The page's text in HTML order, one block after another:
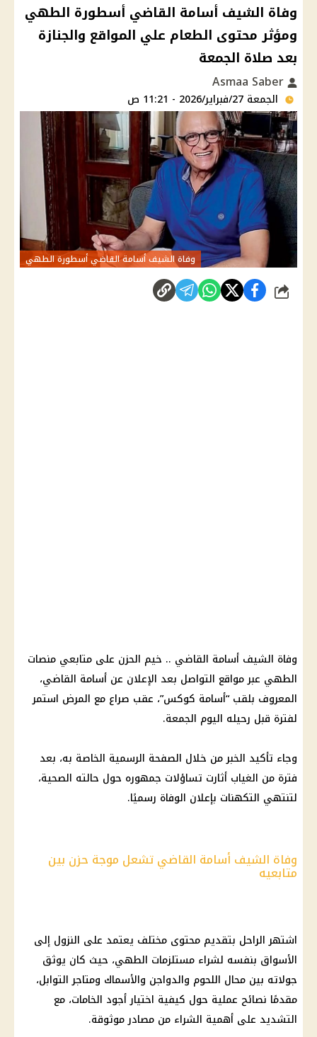
وفاة الشيف أسامة القاضي أسطورة الطهي
ومؤثر محتوى الطعام علي المواقع والجنازة
بعد صلاة الجمعة
الجمعة 27/فبراير/2026 - 11:21 ص
وفاة الشيف أسامة القاضي أسطورة الطهي
شارك
وفاة الشيف أسامة القاضي .. خيم الحزن على متابعي منصات
الطهي عبر مواقع التواصل بعد الإعلان عن أسامة القاضي،
المعروف بلقب “أسامة كوكس”، عقب صراع مع المرض استمر
لفترة قبل رحيله اليوم الجمعة.
وجاء تأكيد الخبر من خلال الصفحة الرسمية الخاصة به، بعد
فترة من الغياب أثارت تساؤلات جمهوره حول حالته الصحية،
لتنتهي التكهنات بإعلان الوفاة رسميًا.
وفاة الشيف أسامة القاضي تشعل موجة حزن بين
متابعيه
اشتهر الراحل بتقديم محتوى مختلف يعتمد على النزول إلى
الأسواق بنفسه لشراء مستلزمات الطهي، حيث كان يوثق
جولاته بين محال اللحوم والدواجن والأسماك ومتاجر التوابل،
مقدمًا نصائح عملية حول كيفية اختيار أجود الخامات، مع
التشديد على أهمية الشراء من مصادر موثوقة.